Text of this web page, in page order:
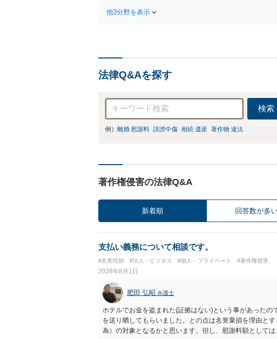
他3分野を表示
法律Q&Aを探す
検索
例） 離婚 慰謝料 誹謗中傷 相続 遺産 著作物 違法
著作権侵害の法律Q&A
新着順 回答数が多
支払い義務について相談です。
#名誉毀損 #法人・ビジネス #個人・プライベート #著作権侵害
2026年8月1日
肥田 弘昭 弁護士
ホテルでお金を盗まれた(証拠はない)という事があった
を送り晒してもらいました。との点は名誉棄損を理由と
為）の対象となるかと思います。但し、慰謝料額として